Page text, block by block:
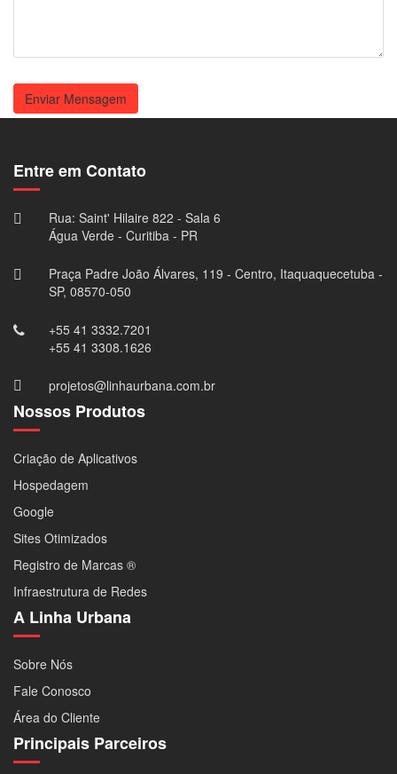
Enviar Mensagem
Entre em Contato
Rua: Saint' Hilaire 822 - Sala 6
Água Verde - Curitiba - PR
Praça Padre João Álvares, 119 - Centro, Itaquaquecetuba -
SP, 08570-050
+55 41 3332.7201
+55 41 3308.1626
projetos@linhaurbana.com.br
Nossos Produtos
Criação de Aplicativos
Hospedagem
Google
Sites Otimizados
Registro de Marcas ®
Infraestrutura de Redes
A Linha Urbana
Sobre Nós
Fale Conosco
Área do Cliente
Principais Parceiros